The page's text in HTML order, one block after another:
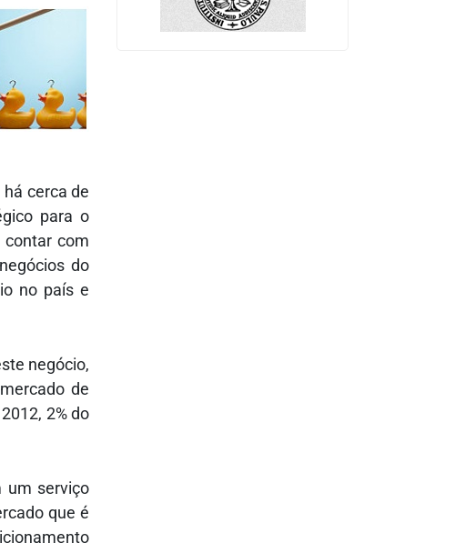
cerca de
para o
contar com
do
no país e
negócio,
de
2% do
um serviço
que é